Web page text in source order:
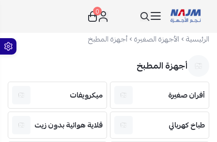
نجم الأجهزة
0
الرئيسية الأجهزة الصغيرة أجهزة المطبخ
أجهزة المطبخ
أفران صغيرة ميكرويفات
طباخ كهربائي قلاية هوائية بدون زيت